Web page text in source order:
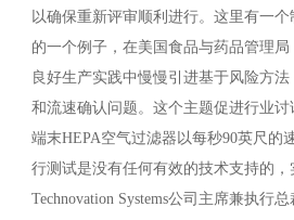
以确保重新评审顺利进行。这里有一
的一个例子，在美国食品与药品管理
良好生产实践中慢慢引进基于风险方
和流速确认问题。这个主题促进行业
端末HEPA空气过滤器以每秒90英尺的
行测试是没有任何有效的技术支持的，
Technovation Systems公司主席兼执行